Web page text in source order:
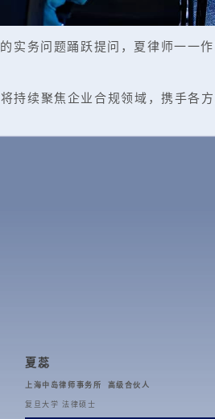
务问题踊跃提问，夏律师一一作
续聚焦企业合规领域，携手各
夏蕊
上海中岛律师事务所 高级合伙人
复旦大学 法律硕士